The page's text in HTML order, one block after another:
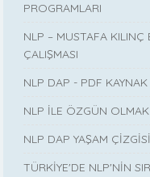
PROGRAMLARI
NLP – MUSTAFA
ÇALIŞMASI
NLP DAP - PDF
NLP İLE ÖZGÜN OLMAK
NLP DAP YAŞAM
TÜRKİYE'DE NLP'NİN